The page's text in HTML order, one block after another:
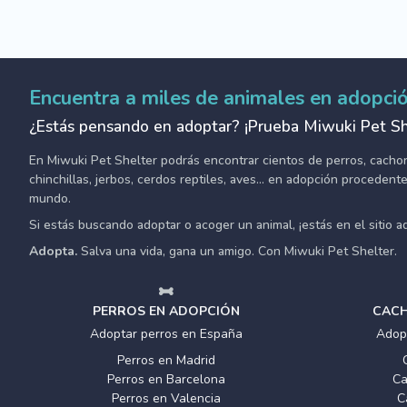
Encuentra a miles de animales en
¿Estás pensando en adoptar? ¡Prueba Miwuki Pet
En Miwuki Pet Shelter podrás encontrar cientos de perros,
chinchillas, jerbos, cerdos reptiles, aves... en adopción
mundo.
Si estás buscando adoptar o acoger un animal, ¡estás en el sitio
Adopta. Salva una vida, gana un amigo. Con Miwuki Pet Shelter.
PERROS EN ADOPCIÓN
Adoptar perros en España
Perros en Madrid
Perros en Barcelona
Perros en Valencia